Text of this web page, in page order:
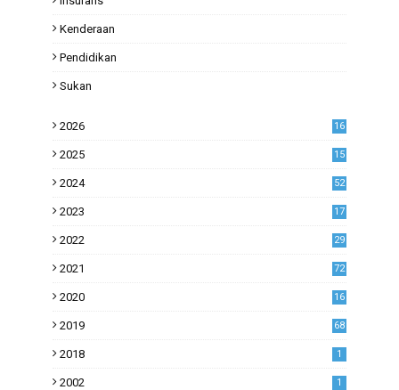
Kenderaan
Pendidikan
Sukan
2026 16
2025 15
2024 52
2023
17
2022
29
2021
72
2020
16
2019
68
2018 1
2002 1